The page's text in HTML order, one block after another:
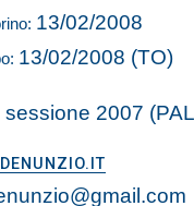
13/02/2008
13/02/2008 (TO)
2007